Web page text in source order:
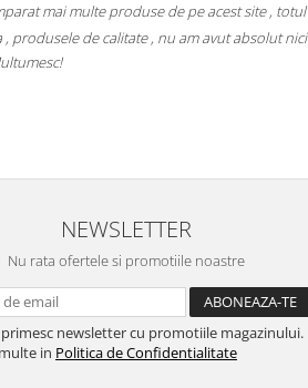
mai multe produse de pe acest site ,
, produsele de calitate , nu am avut absolut
NEWSLETTER
Nu rata ofertele si promotiile noastre
primesc newsletter cu promotiile magazinului.
in Politica de Confidentialitate